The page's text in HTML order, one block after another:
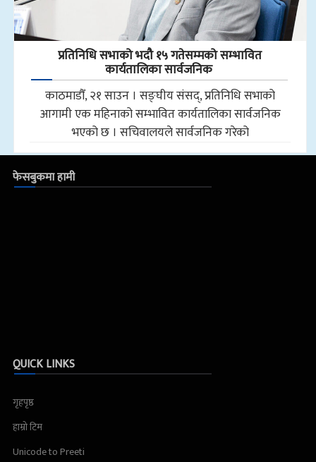
प्रतिनिधि सभाको भदौ १५ गतेसम्मको सम्भावित
कार्यतालिका सार्वजनिक
काठमाडौँ, २१ साउन । सङ्घीय संसद्, प्रतिनिधि सभाको
आगामी एक महिनाको सम्भावित कार्यतालिका सार्वजनिक
भएको छ । सचिवालयले सार्वजनिक गरेको
फेसबुकमा हामी
QUICK LINKS
गृहपृष्ठ
हाम्रो टिम
Unicode to Preeti